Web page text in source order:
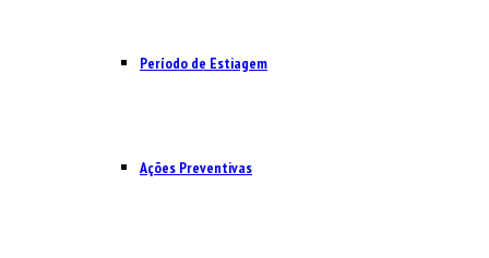
Período de Estiagem
Ações Preventivas